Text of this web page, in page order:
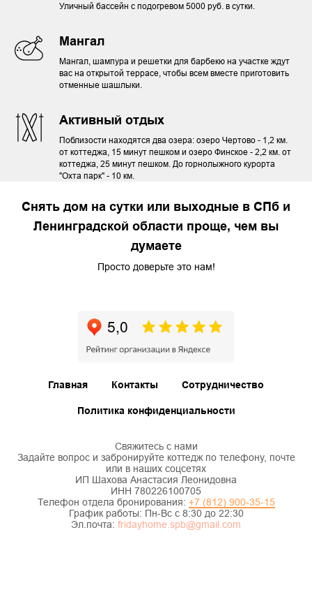
Уличный бассейн с подогревом 5000 руб. в сутки.
Мангал
Мангал, шампура и решетки для барбекю на участке ждут
вас на открытой террасе, чтобы всем вместе приготовить
отменные шашлыки.
Активный отдых
Поблизости находятся два озера: озеро Чертово - 1,2 км.
от коттеджа, 15 минут пешком и озеро Финское - 2,2 км. от
коттеджа, 25 минут пешком. До горнолыжного курорта
"Охта парк" - 10 км.
Снять дом на сутки или выходные в СПб и
Ленинградской области проще, чем вы
думаете
Просто доверьте это нам!
Главная Контакты Сотрудничество
Политика конфиденциальности
Свяжитесь с нами
Задайте вопрос и забронируйте коттедж по телефону, почте
или в наших соцсетях
ИП Шахова Анастасия Леонидовна
ИНН 780226100705
Телефон отдела бронирования: +7 (812) 900-35-15
График работы: Пн-Вс с 8:30 до 22:30
Эл.почта: fridayhome.spb@gmail.com